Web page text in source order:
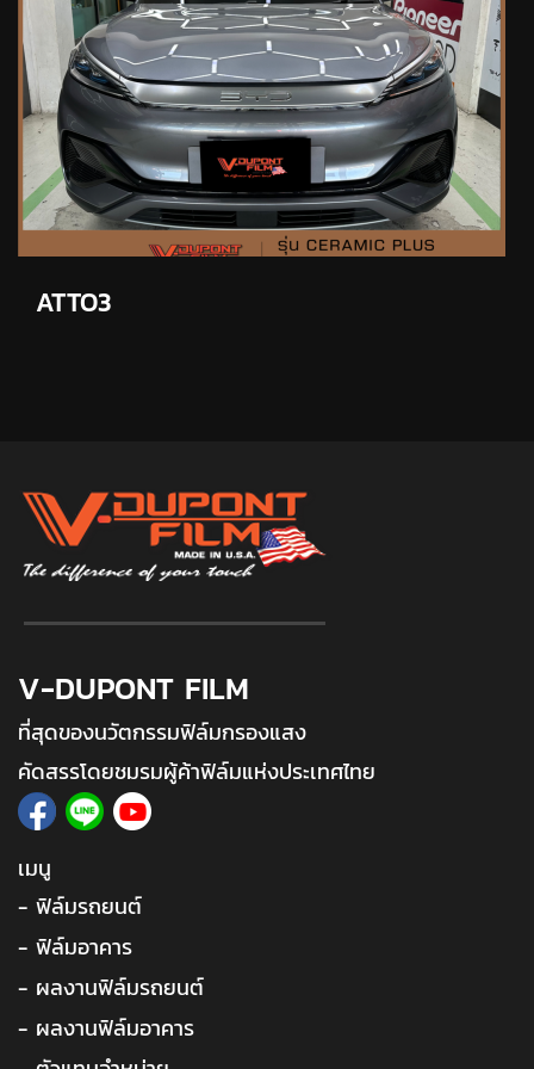
ATTO3
V-DUPONT FILM
ที่สุดของนวัตกรรมฟิล์มกรองแสง
คัดสรรโดยชมรมผู้ค้าฟิล์มแห่งประเทศไทย
เมนู
- ฟิล์มรถยนต์
- ฟิล์มอาคาร
- ผลงานฟิล์มรถยนต์
- ผลงานฟิล์มอาคาร